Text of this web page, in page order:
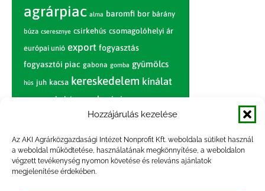
Hozzájárulás kezelése
Az AKI Agrárközgazdasági Intézet Nonprofit Kft. weboldala sütiket használ
a weboldal működtetése, használatának megkönnyítése, a weboldalon
végzett tevékenység nyomon követése és releváns ajánlatok
megjelenítése érdekében.
agrárpiac alma baromfi bor bárány
búza cseresznye csirkehús csomagolóhelyi ár
európai unió export fogyasztás
fogyasztói piac gabona gomba gyümölcs
hús juh kacsa kereskedelem kínálat
körte marhahús nagybani piac narancs
nemzetközi árinformációk
paradicsom piac piaci jelentés
pulyka pulykahús sertés sertéshús
szarvasmarha termelés
termelői